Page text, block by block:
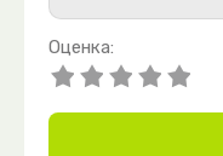
Оценка: